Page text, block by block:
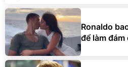
Ronaldo
để làm đám